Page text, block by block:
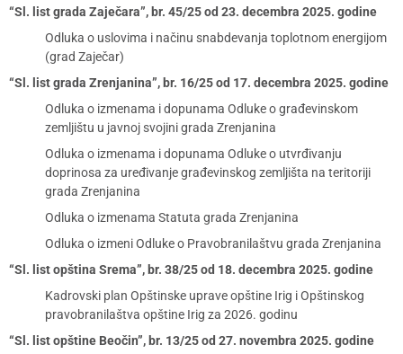
“Sl. list grada Zaječara”, br. 45/25 od 23. decembra 2025. godine
Odluka o uslovima i načinu snabdevanja toplotnom energijom
(grad Zaječar)
“Sl. list grada Zrenjanina”, br. 16/25 od 17. decembra 2025. godine
Odluka o izmenama i dopunama Odluke o građevinskom
zemljištu u javnoj svojini grada Zrenjanina
Odluka o izmenama i dopunama Odluke o utvrđivanju
doprinosa za uređivanje građevinskog zemljišta na teritoriji
grada Zrenjanina
Odluka o izmenama Statuta grada Zrenjanina
Odluka o izmeni Odluke o Pravobranilaštvu grada Zrenjanina
“Sl. list opština Srema”, br. 38/25 od 18. decembra 2025. godine
Kadrovski plan Opštinske uprave opštine Irig i Opštinskog
pravobranilaštva opštine Irig za 2026. godinu
“Sl. list opštine Beočin”, br. 13/25 od 27. novembra 2025. godine